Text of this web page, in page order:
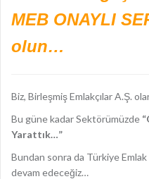
MEB ONAYLI
olun…
Biz, Birleşmiş Emlakçılar A.Ş.
Bu güne kadar Sektörümüzde
Yarattık…”
Bundan sonra da Türkiye
devam edeceğiz…